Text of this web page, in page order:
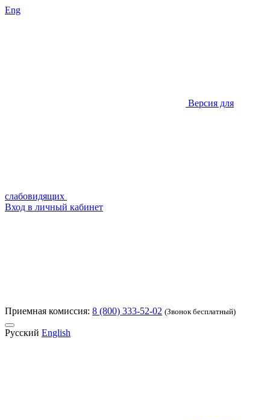
Eng
Версия для
слабовидящих
Вход в личный кабинет
Приемная комиссия: 8 (800) 333-52-02 (Звонок бесплатный)
Русский English